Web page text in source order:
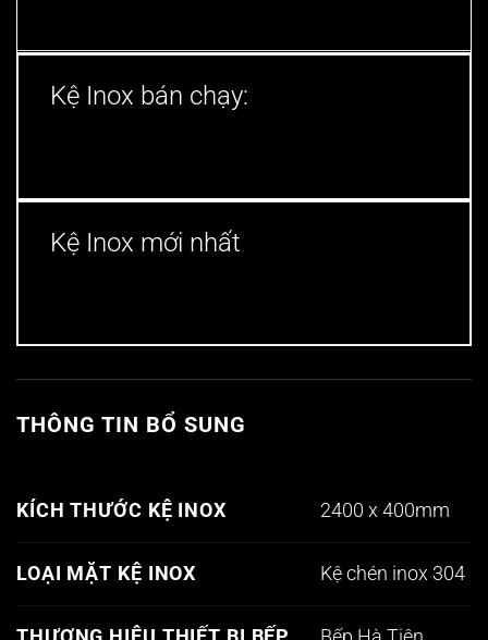
Kệ Inox bán chạy:
Kệ Inox mới nhất
THÔNG TIN BỔ SUNG
KÍCH THƯỚC KỆ INOX 2400 x 400mm
LOẠI MẶT KỆ INOX Kệ chén inox 304